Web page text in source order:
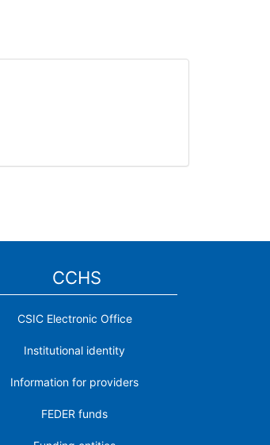
CCHS
CSIC Electronic Office
Institutional identity
Information for providers
FEDER funds